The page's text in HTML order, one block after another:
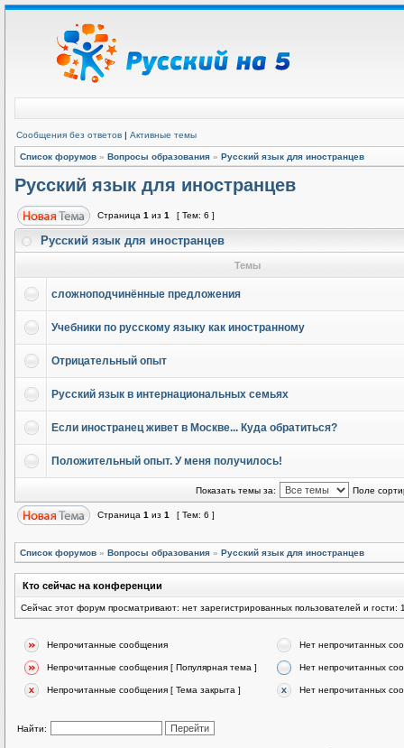
Сообщения без ответов | Активные темы
Список форумов » Вопросы образования » Русский язык для иностранцев
Русский язык для иностранцев
Страница 1 из 1 [ Тем: 6 ]
Русский язык для иностранцев
Темы
сложноподчинённые предложения
Учебники по русскому языку как иностранному
Отрицательный опыт
Русский язык в интернациональных семьях
Если иностранец живет в Москве... Куда обратиться?
Положительный опыт. У меня получилось!
Показать темы за: Поле
Страница 1 из 1 [ Тем: 6 ]
Список форумов » Вопросы образования » Русский язык для иностранцев
Кто сейчас на конференции
Сейчас этот форум просматривают: нет зарегистрированных пользователей и гости:
Непрочитанные сообщения Нет непрочитанных
Непрочитанные сообщения [ Популярная тема ] Нет непрочитанных
Непрочитанные сообщения [ Тема закрыта ] Нет непрочитанных
Найти: